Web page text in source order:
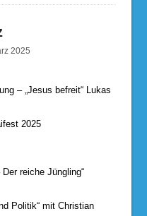
2025
– „Jesus befreit“ Lukas
2025
reiche Jüngling“
Politik“ mit Christian